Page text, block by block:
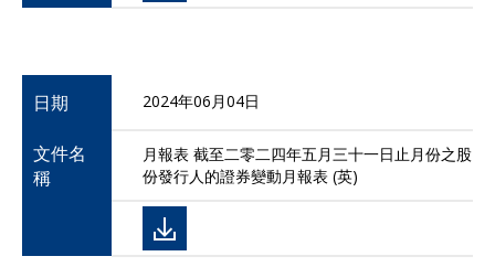
日期 2024年06月04日
文件名
稱
月報表 截至二零二四年五月三十一日止月份之股
份發行人的證券變動月報表 (英)